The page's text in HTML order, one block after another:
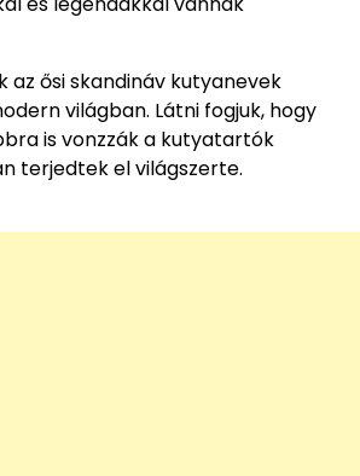
az ősi skandináv kutyanevek
világban. Látni fogjuk, hogy
is vonzzák a kutyatartók
terjedtek el világszerte.